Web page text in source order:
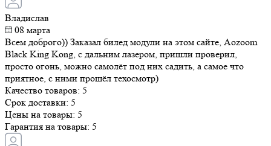
Владислав
08 марта
Всем доброго)) Заказал билед модули на этом сайте, Aozoom
Black King Kong, с дальним лазером, пришли проверил,
просто огонь, можно самолёт под них садить, а самое что
приятное, с ними прошёл техосмотр)
Качество товаров: 5
Срок доставки: 5
Цены на товары: 5
Гарантия на товары: 5